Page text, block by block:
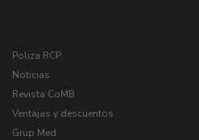
Poliza RCP
Noticias
Revista CoMB
Ventajas y descuentos
Grup Med